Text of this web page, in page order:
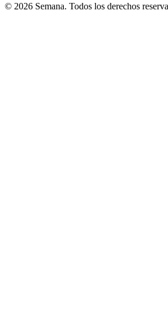
© 2026 Semana. Todos los derechos